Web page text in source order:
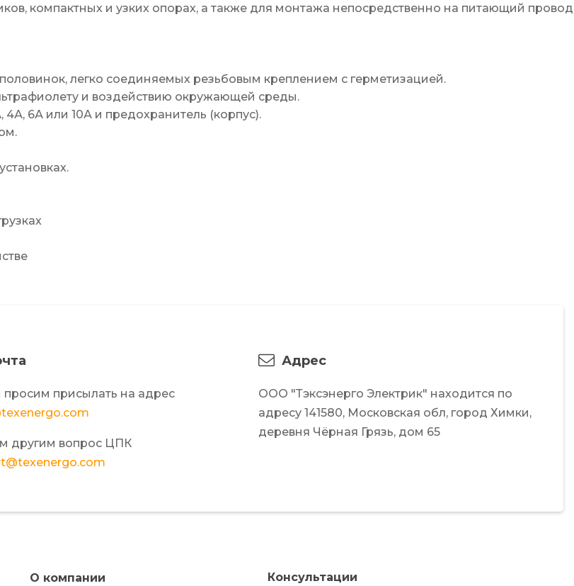
компактных и узких опорах, а также для монтажа непосредственно на питающий
легко соединяемых резьбовым креплением с герметизацией.
и воздействию окружающей среды.
6А или 10А и предохранитель (корпус).
просим присылать на адрес
другим вопрос ЦПК
Адрес
ООО "Тэксэнерго Электрик" находится по
адресу 141580, Московская обл, город Химки,
деревня Чёрная Грязь, дом 65
О компании Консультации